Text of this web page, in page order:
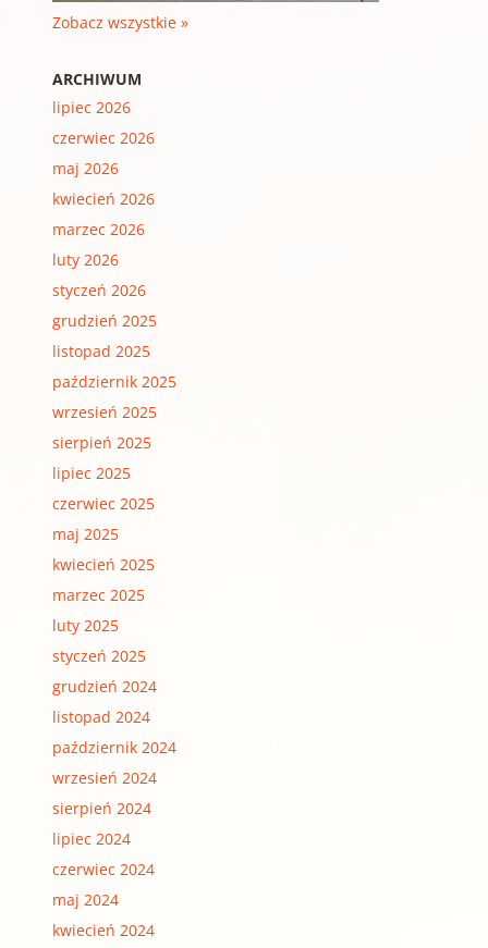
Zobacz wszystkie »
ARCHIWUM
lipiec 2026
czerwiec 2026
maj 2026
kwiecień 2026
marzec 2026
luty 2026
styczeń 2026
grudzień 2025
listopad 2025
październik 2025
wrzesień 2025
sierpień 2025
lipiec 2025
czerwiec 2025
maj 2025
kwiecień 2025
marzec 2025
luty 2025
styczeń 2025
grudzień 2024
listopad 2024
październik 2024
wrzesień 2024
sierpień 2024
lipiec 2024
czerwiec 2024
maj 2024
kwiecień 2024